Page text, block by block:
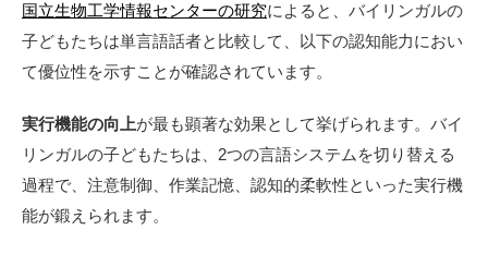
国立生物工学情報センターの研究によると、バイリンガルの
子どもたちは単言語話者と比較して、以下の認知能力におい
て優位性を示すことが確認されています。
実行機能の向上が最も顕著な効果として挙げられます。バイ
リンガルの子どもたちは、2つの言語システムを切り替える
過程で、注意制御、作業記憶、認知的柔軟性といった実行機
能が鍛えられます。